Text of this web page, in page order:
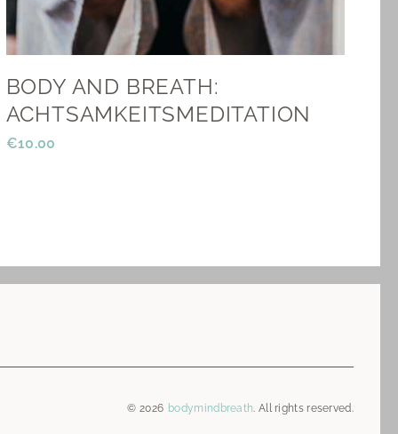
BODY AND BREATH:
ACHTSAMKEITSMEDITATION
€10.00
© 2026 bodymindbreath. All rights reserved.